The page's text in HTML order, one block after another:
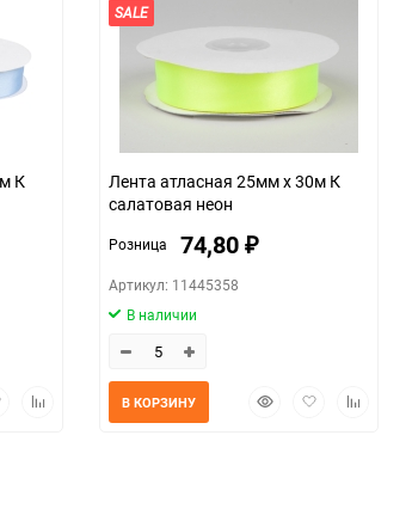
К
Добавить
SALE
Лента атласная 25мм х 30м К
салатовая неон
Розница 74,80 ₽
Артикул: 11445358
В наличии
БыстрыйДобавитьДобавить
В КОРЗИНУ